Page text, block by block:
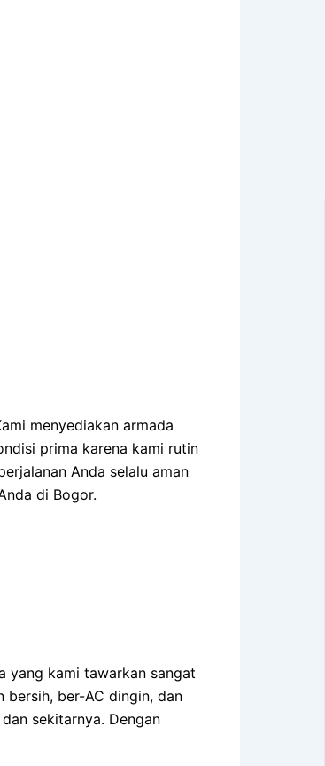
menyediakan armada
prima karena kami rutin
Anda selalu aman
di Bogor.
yang kami tawarkan sangat
bersih, ber-AC dingin, dan
sekitarnya. Dengan